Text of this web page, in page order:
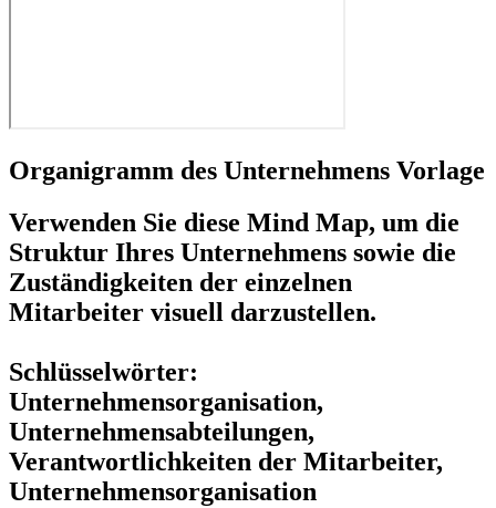
Organigramm des Unternehmens Vorlage
Verwenden Sie diese Mind Map, um die
Struktur Ihres Unternehmens sowie die
Zuständigkeiten der einzelnen
Mitarbeiter visuell darzustellen.
Schlüsselwörter:
Unternehmensorganisation,
Unternehmensabteilungen,
Verantwortlichkeiten der Mitarbeiter,
Unternehmensorganisation